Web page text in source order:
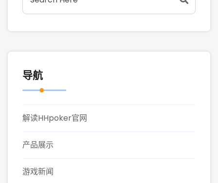
导航
解读HHpoker官网
产品展示
游戏新闻